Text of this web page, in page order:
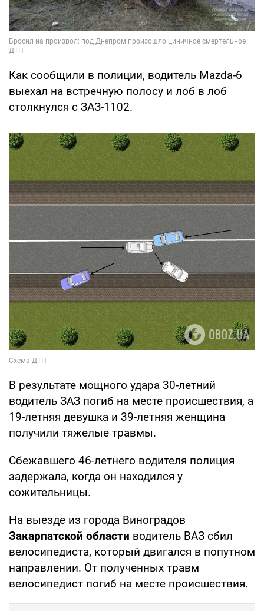
Как сообщили в полиции, водитель Mazda-6
выехал на встречную полосу и лоб в лоб
столкнулся с ЗАЗ-1102.
В результате мощного удара 30-летний
водитель ЗАЗ погиб на месте происшествия, а
19-летняя девушка и 39-летняя женщина
получили тяжелые травмы.
Сбежавшего 46-летнего водителя полиция
задержала, когда он находился у
сожительницы.
На выезде из города Виноградов
Закарпатской области водитель ВАЗ сбил
велосипедиста, который двигался в попутном
направлении. От полученных травм
велосипедист погиб на месте происшествия.